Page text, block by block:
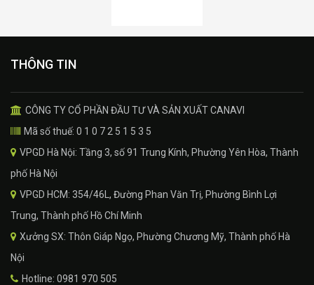
THÔNG TIN
CÔNG TY CỔ PHẦN ĐẦU TƯ VÀ SẢN XUẤT CANAVI
Mã số thuế: 0 1 0 7 2 5 1 5 3 5
VPGD Hà Nội: Tầng 3, số 91 Trung Kính, Phường Yên Hòa, Thành
phố Hà Nội
VPGD HCM: 354/46L, Đường Phan Văn Trị, Phường Bình Lợi
Trung, Thành phố Hồ Chí Minh
Xưởng SX: Thôn Giáp Ngọ, Phường Chương Mỹ, Thành phố Hà
Nội
Hotline: 0981 970 505